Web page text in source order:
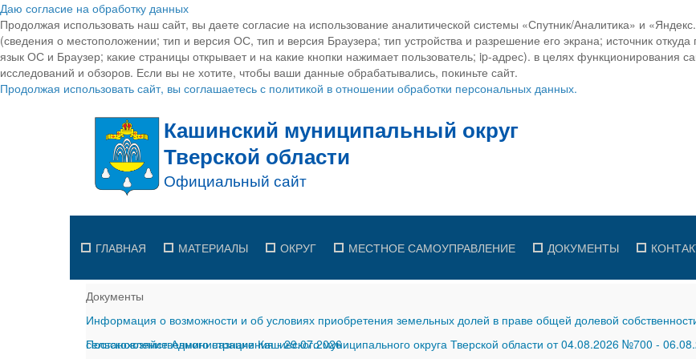
Даю согласие на обработку данных
Продолжая использовать наш сайт, вы даете согласие на использование аналитической системы «Спутник/Аналитика» и
(сведения о местоположении; тип и версия ОС, тип и версия Браузера; тип устройства и разрешение его экрана; источник
язык ОС и Браузер; какие страницы открывает и на какие кнопки нажимает пользователь; ip-адрес). в целях функционирования
исследований и обзоров. Если вы не хотите, чтобы ваши данные обрабатывались, покиньте сайт.
Продолжая использовать сайт, вы соглашаетесь с политикой в отношении обработки персональных данных.
ГЛАВНАЯ МАТЕРИАЛЫ ОКРУГ МЕСТНОЕ САМОУПРАВЛЕНИЕ ДОКУМЕНТЫ
Документы
Информация о возможности и об условиях приобретения земельных долей в праве общей долевой
сельскохозяйственного назначения-29.07.2026
Постановление Администрации Кашинского муниципального округа Тверской области от 04.08.2026 №700 -